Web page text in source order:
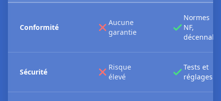
Conformité
Aucune
garantie
Normes
NF,
décennale
Sécurité
Risque
élevé
Tests et
réglages